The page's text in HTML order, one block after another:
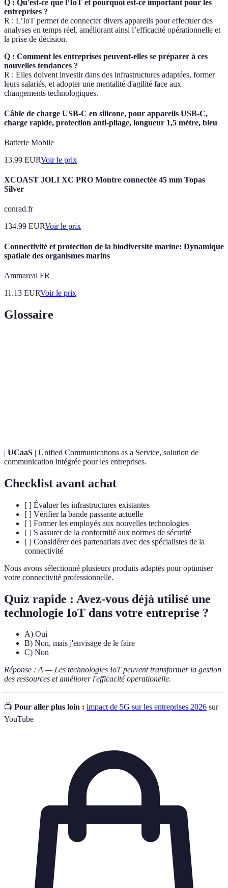
Q : Qu'est-ce que l’IoT et pourquoi est-ce important pour les
entreprises ?
R : L’IoT permet de connecter divers appareils pour effectuer des
analyses en temps réel, améliorant ainsi l’efficacité opérationnelle et
la prise de décision.
Q : Comment les entreprises peuvent-elles se préparer à ces
nouvelles tendances ?
R : Elles doivent investir dans des infrastructures adaptées, former
leurs salariés, et adopter une mentalité d'agilité face aux
changements technologiques.
Câble de charge USB-C en silicone, pour appareils USB-C,
charge rapide, protection anti-pliage, longueur 1,5 mètre, bleu
Batterie Mobile
13.99 EURVoir le prix
XCOAST JOLI XC PRO Montre connectée 45 mm Topas
Silver
conrad.fr
134.99 EURVoir le prix
Connectivité et protection de la biodiversité marine: Dynamique
spatiale des organismes marins
Ammareal FR
11.13 EURVoir le prix
Glossaire
| UCaaS | Unified Communications as a Service, solution de
communication intégrée pour les entreprises.
Checklist avant achat
[ ] Évaluer les infrastructures existantes
[ ] Vérifier la bande passante actuelle
[ ] Former les employés aux nouvelles technologies
[ ] S'assurer de la conformité aux normes de sécurité
[ ] Considérer des partenariats avec des spécialistes de la
connectivité
Nous avons sélectionné plusieurs produits adaptés pour optimiser
votre connectivité professionnelle.
Quiz rapide : Avez-vous déjà utilisé une
technologie IoT dans votre entreprise ?
A) Oui
B) Non, mais j'envisage de le faire
C) Non
Réponse : A — Les technologies IoT peuvent transformer la gestion
des ressources et améliorer l'efficacité operationelle.
📺 Pour aller plus loin : impact de 5G sur les entreprises 2026 sur
YouTube